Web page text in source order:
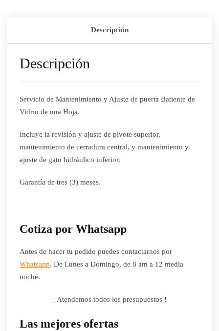
Descripción
Descripción
Servicio de Mantenimiento y Ajuste de puerta Batiente de
Vidrio de una Hoja.
Incluye la revisión y ajuste de pivote superior,
mantenimiento de cerradura central, y mantenimiento y
ajuste de gato hidráulico inferior.
Garantía de tres (3) meses.
Cotiza por Whatsapp
Antes de hacer tu pedido puedes contactarnos por
Whatsapp. De Lunes a Domingo, de 8 am a 12 media
noche.
¡ Atendemos todos los presupuestos !
Las mejores ofertas